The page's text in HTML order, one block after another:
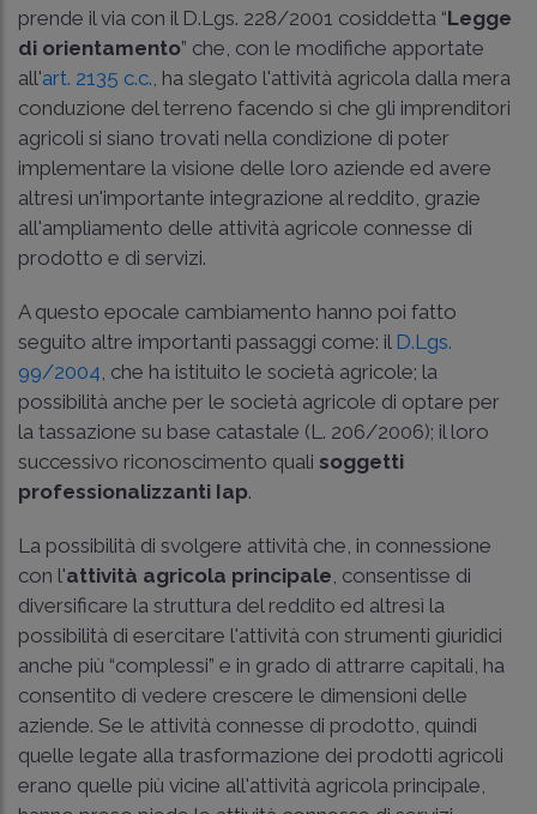
prende il via con il D.Lgs. 228/2001 cosiddetta “Legge
di orientamento” che, con le modifiche apportate
all'art. 2135 c.c. , ha slegato l'attività agricola dalla mera
conduzione del terreno facendo sì che gli imprenditori
agricoli si siano trovati nella condizione di poter
implementare la visione delle loro aziende ed avere
altresì un'importante integrazione al reddito, grazie
all'ampliamento delle attività agricole connesse di
prodotto e di servizi.
A questo epocale cambiamento hanno poi fatto
seguito altre importanti passaggi come: il D.Lgs.
99/2004 , che ha istituito le società agricole; la
possibilità anche per le società agricole di optare per
la tassazione su base catastale (L. 206/2006); il loro
successivo riconoscimento quali soggetti
professionalizzanti Iap.
La possibilità di svolgere attività che, in connessione
con l'attività agricola principale , consentisse di
diversificare la struttura del reddito ed altresì la
possibilità di esercitare l'attività con strumenti giuridici
anche più “complessi” e in grado di attrarre capitali, ha
consentito di vedere crescere le dimensioni delle
aziende. Se le attività connesse di prodotto, quindi
quelle legate alla trasformazione dei prodotti agricoli
erano quelle più vicine all'attività agricola principale,